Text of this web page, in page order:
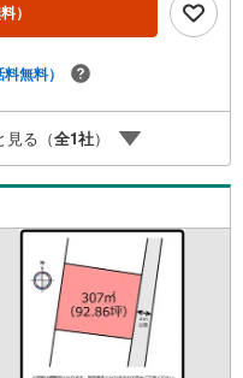
）*河村内科外科クリニッ
歩11分（868m）
）
料無料）
見る（全1社）